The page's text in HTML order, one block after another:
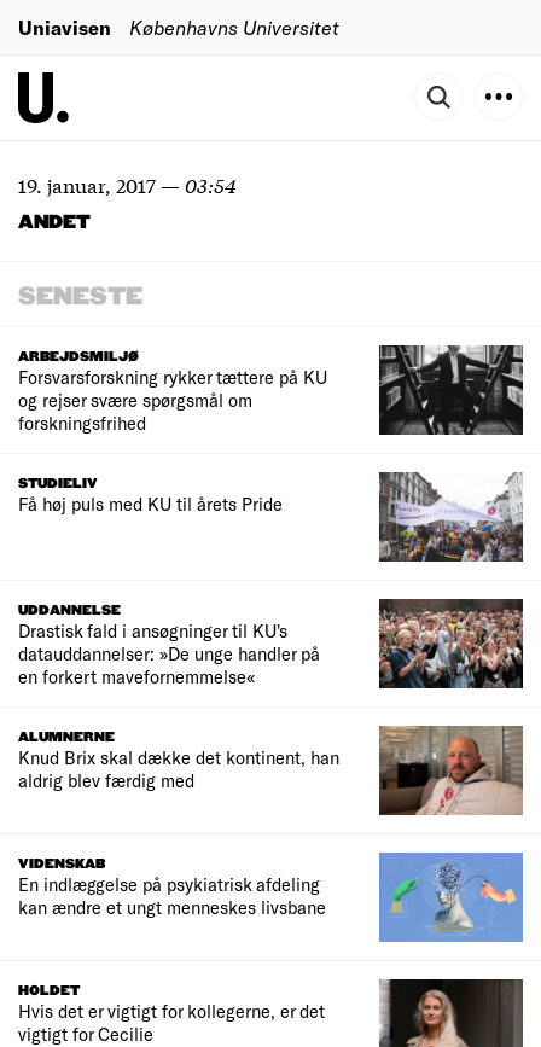
Uniavisen Københavns Universitet
19. januar, 2017—03:54
ANDET
SENESTE
ARBEJDSMILJØ
Forsvarsforskning rykker tættere på KU
og rejser svære spørgsmål om
forskningsfrihed
STUDIELIV
Få høj puls med KU til årets Pride
UDDANNELSE
Drastisk fald i ansøgninger til KU's
datauddannelser: »De unge handler på
en forkert mavefornemmelse«
ALUMNERNE
Knud Brix skal dække det kontinent, han
aldrig blev færdig med
VIDENSKAB
En indlæggelse på psykiatrisk afdeling
kan ændre et ungt menneskes livsbane
HOLDET
Hvis det er vigtigt for kollegerne, er det
vigtigt for Cecilie